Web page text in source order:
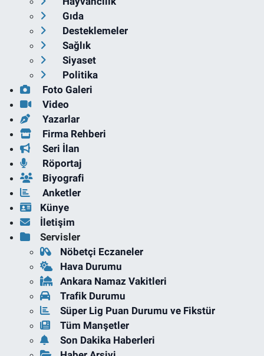
Gıda
Desteklemeler
Sağlık
Siyaset
Politika
Foto Galeri
Video
Yazarlar
Firma Rehberi
Seri İlan
Röportaj
Biyografi
Anketler
Künye
İletişim
Servisler
Nöbetçi Eczaneler
Hava Durumu
Ankara Namaz Vakitleri
Trafik Durumu
Süper Lig Puan Durumu ve Fikstür
Tüm Manşetler
Son Dakika Haberleri